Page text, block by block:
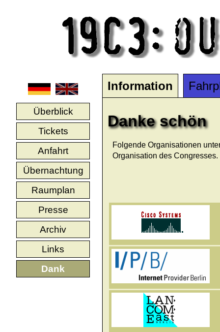
Überblick
Tickets
Anfahrt
Übernachtung
Raumplan
Presse
Archiv
Links
Dank
Information
Danke schön
Folgende Organisationen
Organisation des